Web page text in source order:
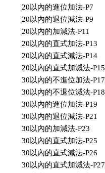
20以內的進位加法-P7
20以內的退位減法-P9
20以內的加減法-P11
20以內的直式加法-P13
20以內的直式減法-P14
20以內的直式加減法-P15
30以內的不進位加法-P17
30以內的不退位減法-P18
30以內的進位加法-P19
30以內的退位減法-P21
30以內的加減法-P23
30以內的直式加法-P25
30以內的直式減法-P26
30以內的直式加減法-P27